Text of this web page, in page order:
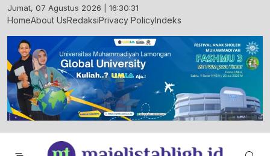
Skip
to
Jumat, 07 Agustus 2026 | 16:30:32
HomeAbout UsRedaksiPrivacy PolicyIndeks